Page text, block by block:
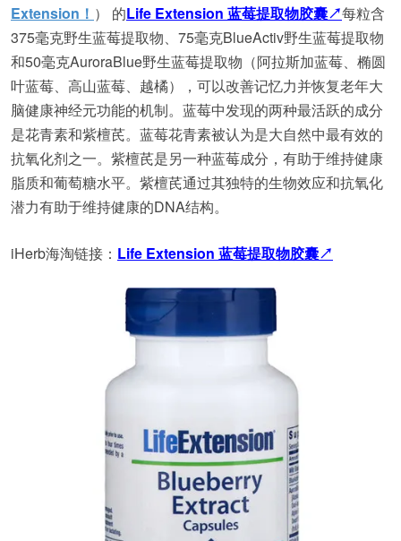
Extension！ ） 的Life Extension 蓝莓提取物胶囊↗每粒含
375毫克野生蓝莓提取物、75毫克BlueActiv野生蓝莓提取物
和50毫克AuroraBlue野生蓝莓提取物（阿拉斯加蓝莓、椭圆
叶蓝莓、高山蓝莓、越橘），可以改善记忆力并恢复老年大
脑健康神经元功能的机制。蓝莓中发现的两种最活跃的成分
是花青素和紫檀芪。蓝莓花青素被认为是大自然中最有效的
抗氧化剂之一。紫檀芪是另一种蓝莓成分，有助于维持健康
脂质和葡萄糖水平。紫檀芪通过其独特的生物效应和抗氧化
潜力有助于维持健康的DNA结构。
iHerb海淘链接： Life Extension 蓝莓提取物胶囊↗